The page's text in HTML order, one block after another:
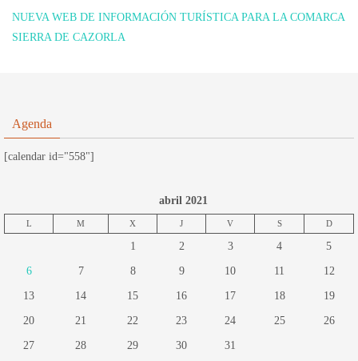
NUEVA WEB DE INFORMACIÓN TURÍSTICA PARA LA COMARCA
SIERRA DE CAZORLA
Agenda
[calendar id="558"]
abril 2021
L M X J V S D
1 2 3 4 5
6 7 8 9 10 11 12
13 14 15 16 17 18 19
20 21 22 23 24 25 26
27 28 29 30
31